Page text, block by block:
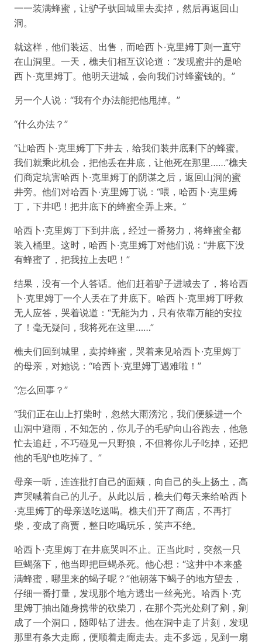
一一装满蜂蜜，让驴子驮回城里去卖掉，然后再返回山
洞。
就这样，他们装运、出售，而哈西卜·克里姆丁则一直守
在山洞里。一天，樵夫们相互议论道：“发现蜜井的是哈
西卜·克里姆丁。他明天进城，会向我们讨蜂蜜钱的。”
另一个人说：“我有个办法能把他甩掉。”
“什么办法？”
“让哈西卜·克里姆丁下井去，给我们装井底剩下的蜂蜜。
我们就乘此机会，把他丢在井底，让他死在那里……”樵夫
们商定坑害哈西卜·克里姆丁的阴谋之后，返回山洞的蜜
井旁。他们对哈西卜·克里姆丁说：“喂，哈西卜·克里姆
丁，下井吧！把井底下的蜂蜜全弄上来。”
哈西卜·克里姆丁下到井底，经过一番努力，将蜂蜜全都
装入桶里。这时，哈西卜·克里姆丁对他们说：“井底下没
有蜂蜜了，把我拉上去吧！”
结果，没有一个人答话。他们赶着驴子进城去了，将哈西
卜·克里姆丁一个人丢在了井底下。哈西卜·克里姆丁呼救
无人应答，哭着说道：“无能为力，只有依靠万能的安拉
了！毫无疑问，我将死在这里……”
樵夫们回到城里，卖掉蜂蜜，哭着来见哈西卜·克里姆丁
的母亲，对她说：“哈西卜·克里姆丁遇难啦！”
“怎么回事？”
“我们正在山上打柴时，忽然大雨滂沱，我们便躲进一个
山洞中避雨，不知怎的，你儿子的毛驴向山谷跑去，他急
忙去追赶，不巧碰见一只野狼，不但将你儿子吃掉，还把
他的毛驴也吃掉了。”
母亲一听，连连批打自己的面颊，向自己的头上扬土，高
声哭喊着自己的儿子。从此以后，樵夫们每天来给哈西卜
·克里姆丁的母亲送吃送喝。樵夫们开了商店，不再打
柴，变成了商贾，整日吃喝玩乐，笑声不绝。
哈西卜·克里姆丁在井底哭叫不止。正当此时，突然一只
巨蝎落下，他当即把巨蝎杀死。他心想：“这井中本来盛
满蜂蜜，哪里来的蝎子呢？”他朝落下蝎子的地方望去，
仔细一番打量，发现那个地方透出一丝亮光。哈西卜·克
里姆丁抽出随身携带的砍柴刀，在那个亮光处剜了剜，剜
成了一个洞口，随即钻了进去。他在洞中走了片刻，发现
那里有条大走廊，便顺着走廊走去。走不多远，见到一扇